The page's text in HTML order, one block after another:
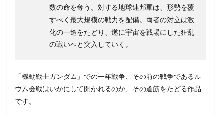
数の命を奪う。対する地球連邦軍は、形勢を覆
すべく最大規模の戦力を配備。両者の対立は激
化の一途をたどり、遂に宇宙を戦場にした狂乱
の戦いへと突入していく。
「機動戦士ガンダム」での一年戦争、その前の戦争であるル
ウム会戦はいかにして開かれるのか、その道筋をたどる作品
です。